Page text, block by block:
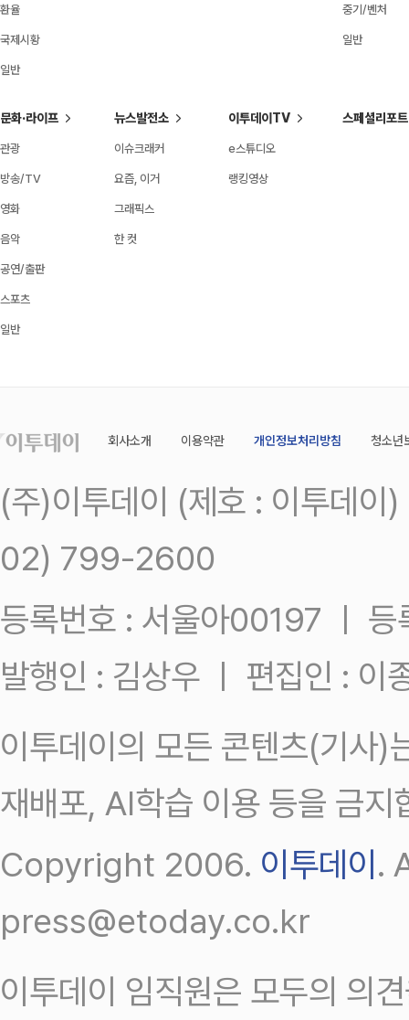
환율
국제시황
일반
중기/벤처
일반
문화·라이프
관광
방송/TV
영화
음악
공연/출판
스포츠
일반
뉴스발전소
이슈크래커
요즘, 이거
그래픽스
한 컷
이투데이TV
e스튜디오
랭킹영상
스페셜리포트
회사소개 이용약관 개인정보처리방침 청소년
(주)이투데이 (제호 : 이투데
02) 799-2600
등록번호 : 서울아00197 ㅣ
발행인 : 김상우 ㅣ 편집인 : 이
이투데이의 모든 콘텐츠(기사)
재배포, AI학습 이용 등을 금지
Copyright 2006. 이투데이 .
press@etoday.co.kr
이투데이 임직원은 모두의 의